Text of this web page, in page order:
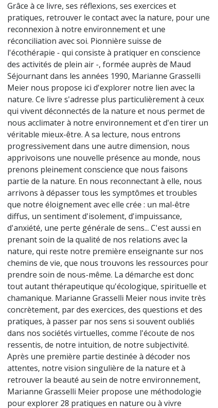
Grâce à ce livre, ses réflexions, ses exercices et
pratiques, retrouver le contact avec la nature, pour une
reconnexion à notre environnement et une
réconciliation avec soi. Pionnière suisse de
l'écothérapie - qui consiste à pratiquer en conscience
des activités de plein air -, formée auprès de Maud
Séjournant dans les années 1990, Marianne Grasselli
Meier nous propose ici d'explorer notre lien avec la
nature. Ce livre s'adresse plus particulièrement à ceux
qui vivent déconnectés de la nature et nous permet de
nous acclimater à notre environnement et d'en tirer un
véritable mieux-être. A sa lecture, nous entrons
progressivement dans une autre dimension, nous
apprivoisons une nouvelle présence au monde, nous
prenons pleinement conscience que nous faisons
partie de la nature. En nous reconnectant à elle, nous
arrivons à dépasser tous les symptômes et troubles
que notre éloignement avec elle crée : un mal-être
diffus, un sentiment d'isolement, d'impuissance,
d'anxiété, une perte générale de sens... C'est aussi en
prenant soin de la qualité de nos relations avec la
nature, qui reste notre première enseignante sur nos
chemins de vie, que nous trouvons les ressources pour
prendre soin de nous-même. La démarche est donc
tout autant thérapeutique qu'écologique, spirituelle et
chamanique. Marianne Grasselli Meier nous invite très
concrètement, par des exercices, des questions et des
pratiques, à passer par nos sens si souvent oubliés
dans nos sociétés virtuelles, comme l'écoute de nos
ressentis, de notre intuition, de notre subjectivité.
Après une première partie destinée à décoder nos
attentes, notre vision singulière de la nature et à
retrouver la beauté au sein de notre environnement,
Marianne Grasselli Meier propose une méthodologie
pour explorer 28 pratiques en nature ou à vivre